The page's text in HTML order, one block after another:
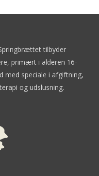
tilbyder
primært i alderen 16-
med speciale i afgiftning,
og udslusning.